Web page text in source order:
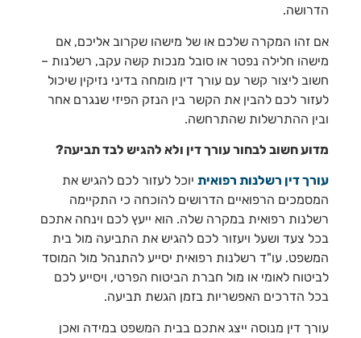
הדרושה.
אם זהו המקרה שלכם או של מישהו שקרוב אליכם, אם
מישהו חלילה נפטר או סובל מנכות קשה עקב, רשלנות –
חשוב ליצור קשר עם עורך דין מומחה בדיני נזיקין שיכול
לעזור לכם להבין את הקשר בין הנזק הפיזי שנגרם אחר
ובין ההתרשלות שהתרחשה.
מדוע חשוב לבחור עורך דין ולא להגיש לבד תביעה?
עורך דין רשלנות רפואית יוכל לעזור לכם להגיש את
המסמכים הרפואיים הדרושים להוכחה כי התקיימה
רשלנות רפואית במקרה שלה. הוא ייעץ לכם וינחה אתכם
בכל צעד ושעל ויעזור לכם להגיש את התביעה מול בית
המשפט. עו"ד רשלנות רפואית יסייע להתנהל מול המוסד
לביטוח לאומי או מול חברת הביטוח הפרטי, ויסייע לכם
בכל הדרכים האפשריות בזמן הגשת תביעה.
עורך דין מנוסה ייצג אתכם בבית המשפט במידה ואכן